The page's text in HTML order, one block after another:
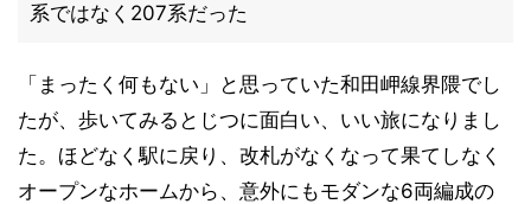
系ではなく207系だった
「まったく何もない」と思っていた和田岬線界隈でし
たが、歩いてみるとじつに面白い、いい旅になりまし
た。ほどなく駅に戻り、改札がなくなって果てしなく
オープンなホームから、意外にもモダンな6両編成の